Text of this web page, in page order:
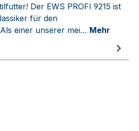
Der EWS PROFI 9215 ist
für den
einer unserer mei… Mehr